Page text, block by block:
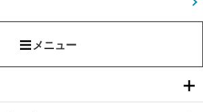
メニュー